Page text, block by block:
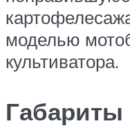
моделью
культиватора.
Габариты